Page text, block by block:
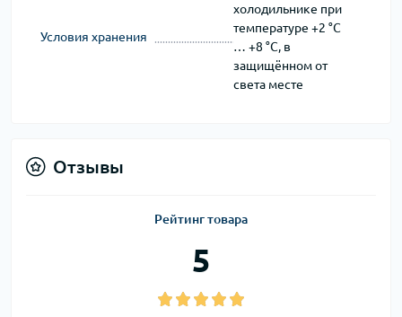
Условия хранения
холодильнике при
температуре +2 °C
… +8 °C, в
защищённом от
света месте
Отзывы
Рейтинг товара
5